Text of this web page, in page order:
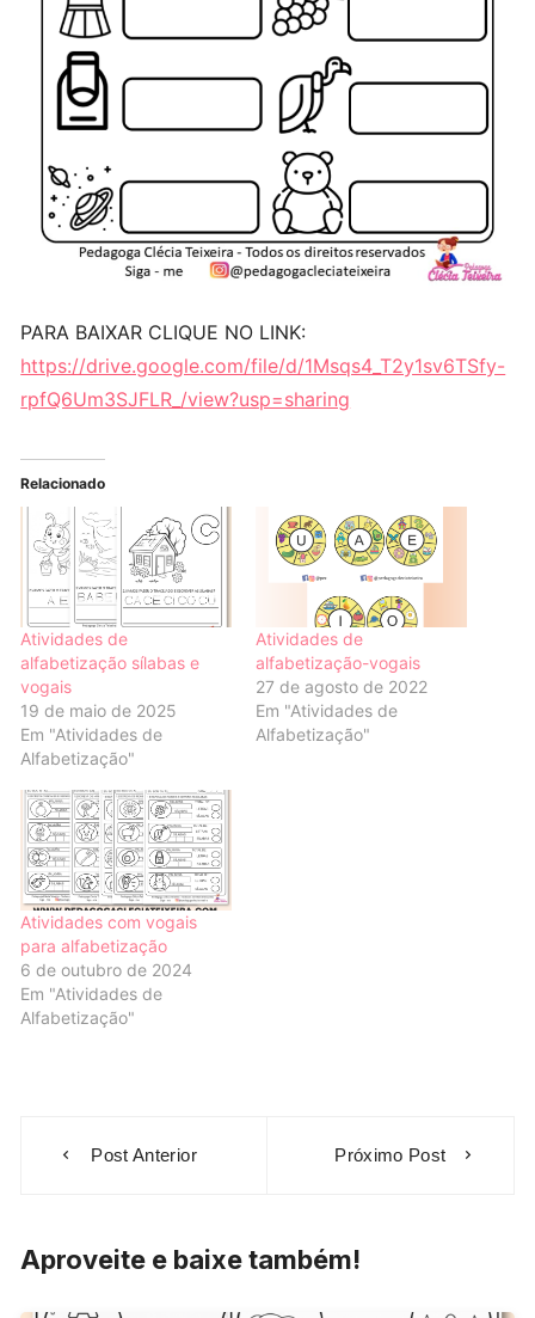
PARA BAIXAR CLIQUE NO LINK:
https://drive.google.com/file/d/1Msqs4_T2y1sv6TSfy-
rpfQ6Um3SJFLR_/view?usp=sharing
Relacionado
Atividades de
alfabetização sílabas e
vogais
19 de maio de 2025
Em "Atividades de
Alfabetização"
Atividades de
alfabetização-vogais
27 de agosto de 2022
Em "Atividades de
Alfabetização"
Atividades com vogais
para alfabetização
6 de outubro de 2024
Em "Atividades de
Alfabetização"
Post Anterior Próximo Post
Aproveite e baixe também!